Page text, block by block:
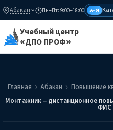
Абакан Пн–Пт: 9:00–18:00 А–Я
Учебный центр
«ДПО ПРОФ»
Главная Абакан Повышение
Монтажник – дистанционное